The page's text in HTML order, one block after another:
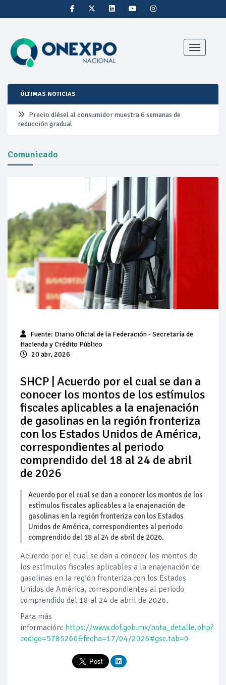
Toggle
ÚLTIMAS NOTICIAS
Precio diésel al consumidor muestra 6 semanas de
reducción gradual
Pemex ante la refinación clandestina
Petrobras duplica ganancias en segundo trimestre por
precios del petróleo y producción récord
Cautela en el mercado por conversaciones Irán-Omán
mantienen precios al alza
Pierde Pemex 71 millones de pesos al día por
"procesadoras" ilegales
Pacto dispara 83% ventas diésel Pemex
Incertidumbre regulatoria pone a prueba las inversiones de
las Estaciones de Servicio familiares
espera estabilización del mercado
Baja 5% más el precio internacional del crudo por posible
Petróleo continúa su descenso en el mercado internacional
Comunicado
Fuente: Diario Oficial de la Federación - Secretaría de
Hacienda y Crédito Público
20 abr, 2026
SHCP | Acuerdo por el cual se dan a
conocer los montos de los estímulos
fiscales aplicables a la enajenación
de gasolinas en la región fronteriza
con los Estados Unidos de América,
correspondientes al periodo
comprendido del 18 al 24 de abril
de 2026
Acuerdo por el cual se dan a conocer los montos de los
estímulos fiscales aplicables a la enajenación de
gasolinas en la región fronteriza con los Estados
Unidos de América, correspondientes al periodo
comprendido del 18 al 24 de abril de 2026.
Acuerdo por el cual se dan a conocer los montos de
los estímulos fiscales aplicables a la enajenación de
gasolinas en la región fronteriza con los Estados
Unidos de América, correspondientes al periodo
comprendido del 18 al 24 de abril de 2026.
Para más
información: https://www.dof.gob.mx/nota_detalle.php?
codigo=5785260&fecha=17/04/2026#gsc.tab=0